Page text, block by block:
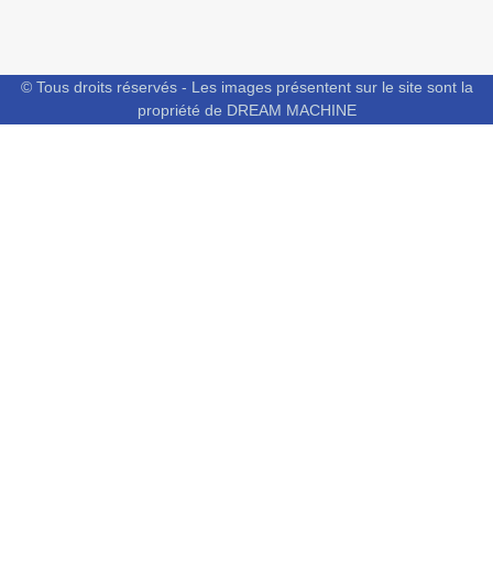
© Tous droits réservés - Les images présentent sur le site sont la
propriété de DREAM MACHINE